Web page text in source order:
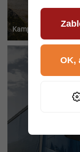
Kampery
OK,